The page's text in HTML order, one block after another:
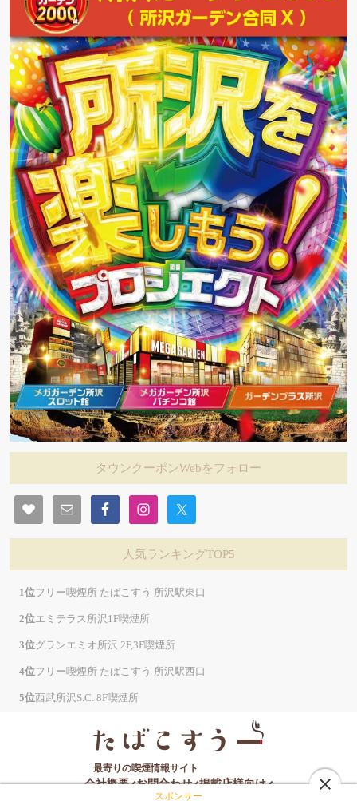
タウンクーポンWebをフォロー
人気ランキングTOP5
フリー喫煙所 たばこすう 所沢駅東口
エミテラス所沢1F喫煙所
グランエミオ所沢 2F,3F喫煙所
フリー喫煙所 たばこすう 所沢駅西口
西武所沢S.C. 8F喫煙所
スポンサー
close
最寄りの喫煙情報サイト
会社概要 お問合わせ 掲載店様向け